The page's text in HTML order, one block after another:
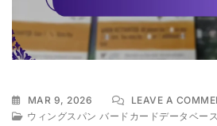
MAR 9, 2026 LEAVE A
ウィングスパン バードカードデータベース